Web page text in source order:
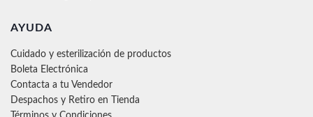
AYUDA
Cuidado y esterilización de productos
Boleta Electrónica
Contacta a tu Vendedor
Despachos y Retiro en Tienda